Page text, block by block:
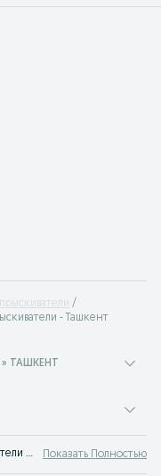
- Ташкент
ТАШКЕНТ
Лучшие предложения категории Опрыскиватели Ташкент. Большой выбор товаров и услуг по выгодным ценам на OLX! Множество предложений на OLX.uz! Показать Полностью